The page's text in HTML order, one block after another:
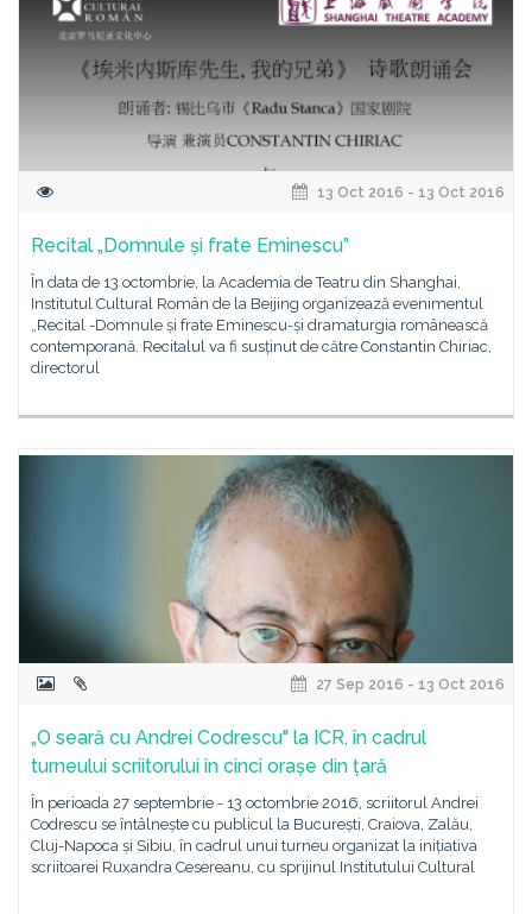
13 Oct 2016 - 13 Oct 2016
Recital „Domnule și frate Eminescu”
În data de 13 octombrie, la Academia de Teatru din Shanghai,
Institutul Cultural Român de la Beijing organizează evenimentul
„Recital -Domnule și frate Eminescu-și dramaturgia românească
contemporană. Recitalul va fi susținut de către Constantin Chiriac,
directorul
27 Sep 2016 - 13 Oct 2016
„O seară cu Andrei Codrescu" la ICR, în cadrul
turneului scriitorului în cinci orașe din țară
În perioada 27 septembrie - 13 octombrie 2016, scriitorul Andrei
Codrescu se întâlnește cu publicul la București, Craiova, Zalău,
Cluj-Napoca și Sibiu, în cadrul unui turneu organizat la inițiativa
scriitoarei Ruxandra Cesereanu, cu sprijinul Institutului Cultural